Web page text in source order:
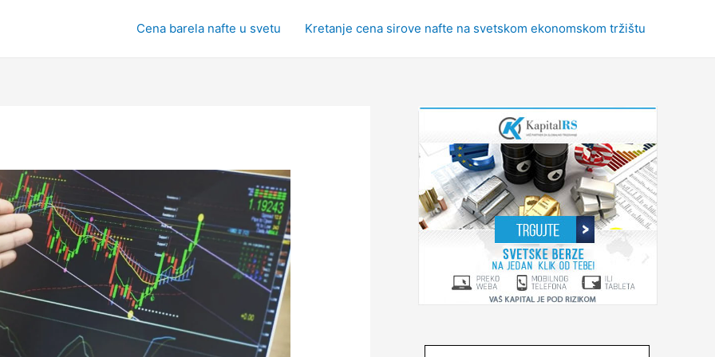
Cena barela nafte u svetu Kretanje cena sirove nafte na svetskom ekonomskom tržištu